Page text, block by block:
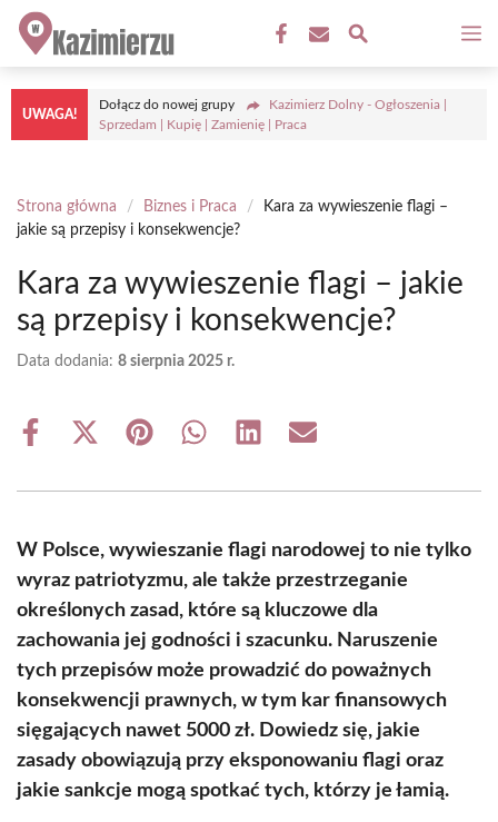
Przejdź
treści
UWAGA!
Dołącz do nowej grupy
Kazimierz Dolny - Ogłoszenia |
Sprzedam | Kupię | Zamienię | Praca
Strona główna / Biznes i Praca /
Kara za wywieszenie flagi –
jakie są przepisy i konsekwencje?
Kara za wywieszenie flagi – jakie
są przepisy i konsekwencje?
Data dodania: 8 sierpnia 2025 r.
Share
Share
(Twitter)
Share Share Share Share
W Polsce, wywieszanie flagi narodowej to nie tylko
wyraz patriotyzmu, ale także przestrzeganie
określonych zasad, które są kluczowe dla
zachowania jej godności i szacunku. Naruszenie
tych przepisów może prowadzić do poważnych
konsekwencji prawnych, w tym kar finansowych
sięgających nawet 5000 zł. Dowiedz się, jakie
zasady obowiązują przy eksponowaniu flagi oraz
jakie sankcje mogą spotkać tych, którzy je łamią.